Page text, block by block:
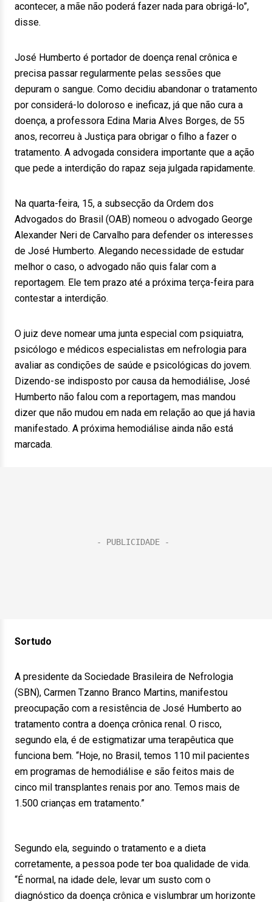
acontecer, a mãe não poderá fazer nada para obrigá-lo”,
disse.
José Humberto é portador de doença renal crônica e
precisa passar regularmente pelas sessões que
depuram o sangue. Como decidiu abandonar o tratamento
por considerá-lo doloroso e ineficaz, já que não cura a
doença, a professora Edina Maria Alves Borges, de 55
anos, recorreu à Justiça para obrigar o filho a fazer o
tratamento. A advogada considera importante que a ação
que pede a interdição do rapaz seja julgada rapidamente.
Na quarta-feira, 15, a subsecção da Ordem dos
Advogados do Brasil (OAB) nomeou o advogado George
Alexander Neri de Carvalho para defender os interesses
de José Humberto. Alegando necessidade de estudar
melhor o caso, o advogado não quis falar com a
reportagem. Ele tem prazo até a próxima terça-feira para
contestar a interdição.
O juiz deve nomear uma junta especial com psiquiatra,
psicólogo e médicos especialistas em nefrologia para
avaliar as condições de saúde e psicológicas do jovem.
Dizendo-se indisposto por causa da hemodiálise, José
Humberto não falou com a reportagem, mas mandou
dizer que não mudou em nada em relação ao que já havia
manifestado. A próxima hemodiálise ainda não está
marcada.
Sortudo
A presidente da Sociedade Brasileira de Nefrologia
(SBN), Carmen Tzanno Branco Martins, manifestou
preocupação com a resistência de José Humberto ao
tratamento contra a doença crônica renal. O risco,
segundo ela, é de estigmatizar uma terapêutica que
funciona bem. “Hoje, no Brasil, temos 110 mil pacientes
em programas de hemodiálise e são feitos mais de
cinco mil transplantes renais por ano. Temos mais de
1.500 crianças em tratamento.”
Segundo ela, seguindo o tratamento e a dieta
corretamente, a pessoa pode ter boa qualidade de vida.
“É normal, na idade dele, levar um susto com o
diagnóstico da doença crônica e vislumbrar um horizonte